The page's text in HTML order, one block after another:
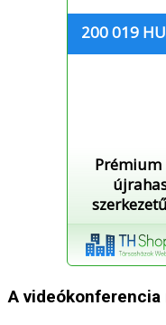
200 019
Prémium
A